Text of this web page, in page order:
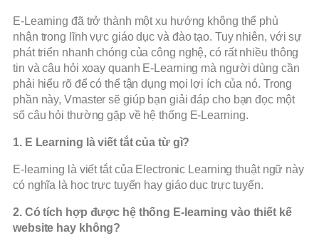
E-Learning đã trở thành một xu hướng không thể phủ
nhận trong lĩnh vực giáo dục và đào tạo. Tuy nhiên, với sự
phát triển nhanh chóng của công nghệ, có rất nhiều thông
tin và câu hỏi xoay quanh E-Learning mà người dùng cần
phải hiểu rõ để có thể tận dụng mọi lợi ích của nó. Trong
phần này, Vmaster sẽ giúp bạn giải đáp cho bạn đọc một
số câu hỏi thường gặp về hệ thống E-Learning.
1. E Learning là viết tắt của từ gì?
E-learning là viết tắt của Electronic Learning thuật ngữ này
có nghĩa là học trực tuyến hay giáo dục trực tuyến.
2. Có tích hợp được hệ thống E-learning vào thiết kế
website hay không?